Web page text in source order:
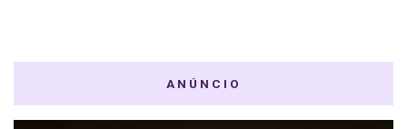
ANÚNCIO